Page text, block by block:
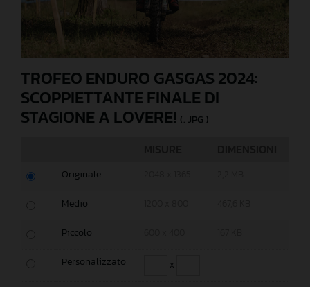
TROFEO ENDURO GASGAS 2024:
SCOPPIETTANTE FINALE DI
STAGIONE A LOVERE! (. JPG )
Originale
Medio
Piccolo
Personalizzato x